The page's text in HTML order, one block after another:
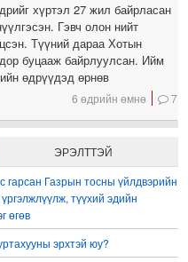
хүртэл 27 жил байрласан
Гэвч олон нийт
Түүний дараа Хотын
буцааж байрлуулсан. Ийм
өдрүүдэд өрнөв
6 өдрийн өмнө 7
ЭРЭЛТТЭЙ
гарсан Газрын тосны үйлдвэрийн
түүхий эдийн
өгөв
эрхтэй юу?